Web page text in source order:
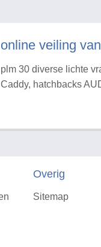
online veiling
plm 30 diverse lichte
Caddy, hatchbacks
Overig
Sitemap